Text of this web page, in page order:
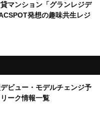
マンション「グランレジデ
発想の趣味共生レジ
デビュー・モデルチェンジ予
ーク情報一覧